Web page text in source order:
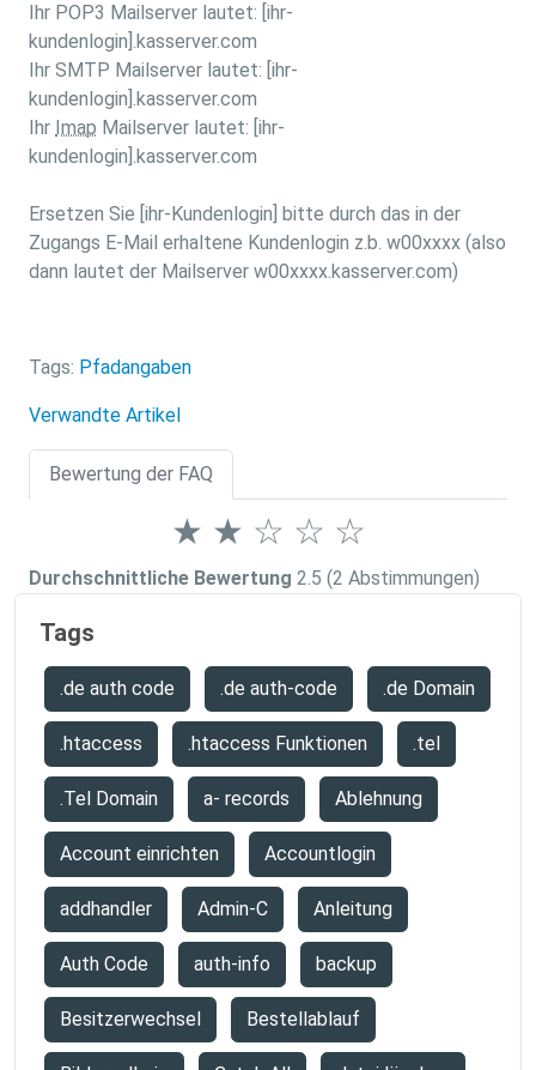
Ihr POP3 Mailserver lautet: [ihr-
kundenlogin].kasserver.com
Ihr SMTP Mailserver lautet: [ihr-
kundenlogin].kasserver.com
Ihr Imap Mailserver lautet: [ihr-
kundenlogin].kasserver.com
Ersetzen Sie [ihr-Kundenlogin] bitte durch das in der
Zugangs E-Mail erhaltene Kundenlogin z.b. w00xxxx (also
dann lautet der Mailserver w00xxxx.kasserver.com)
Tags: Pfadangaben
Verwandte Artikel
Bewertung der FAQ
☆
☆
☆
★
★
Durchschnittliche Bewertung 2.5 (2 Abstimmungen)
Tags
.de auth code .de auth-code .de Domain
.htaccess .htaccess Funktionen .tel
.Tel Domain a- records Ablehnung
Account einrichten Accountlogin
addhandler Admin-C Anleitung
Auth Code auth-info backup
Besitzerwechsel Bestellablauf